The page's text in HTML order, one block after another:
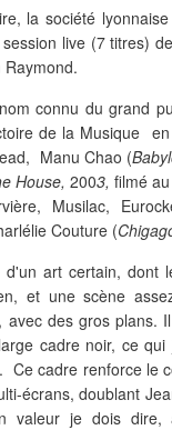
la société
live (7 titres)
connu du grand
de la Musique
Manu Chao (
House, 2003, filmé
Musilac,
Couture (
d'un art certain, dont
et une scène
avec des gros plans.
cadre noir, ce
Ce cadre renforce le
écrans, doublant
valeur je dois dire,